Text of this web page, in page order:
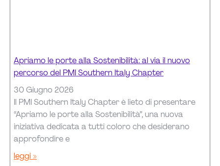
Apriamo le porte alla Sostenibilità: al via il nuovo
percorso del PMI Southern Italy Chapter
30 Giugno 2026
Il PMI Southern Italy Chapter è lieto di presentare
“Apriamo le porte alla Sostenibilità”, una nuova
iniziativa dedicata a tutti coloro che desiderano
approfondire e
leggi »